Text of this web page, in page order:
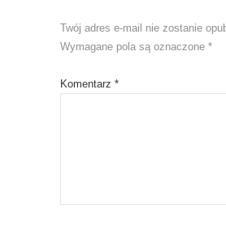
Twój adres e-mail nie zostanie
Wymagane pola są oznaczone *
Komentarz *